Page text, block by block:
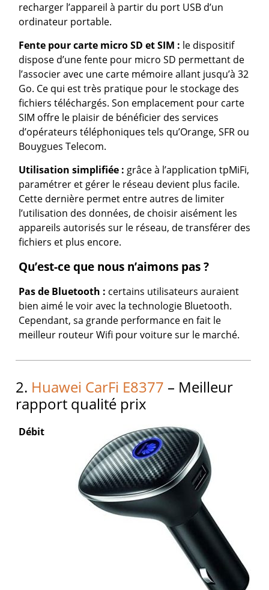
recharger l’appareil à partir du port USB d’un
ordinateur portable.
Fente pour carte micro SD et SIM : le dispositif
dispose d’une fente pour micro SD permettant de
l’associer avec une carte mémoire allant jusqu’à 32
Go. Ce qui est très pratique pour le stockage des
fichiers téléchargés. Son emplacement pour carte
SIM offre le plaisir de bénéficier des services
d’opérateurs téléphoniques tels qu’Orange, SFR ou
Bouygues Telecom.
Utilisation simplifiée : grâce à l’application tpMiFi,
paramétrer et gérer le réseau devient plus facile.
Cette dernière permet entre autres de limiter
l’utilisation des données, de choisir aisément les
appareils autorisés sur le réseau, de transférer des
fichiers et plus encore.
Qu’est-ce que nous n’aimons pas ?
Pas de Bluetooth : certains utilisateurs auraient
bien aimé le voir avec la technologie Bluetooth.
Cependant, sa grande performance en fait le
meilleur routeur Wifi pour voiture sur le marché.
2. Huawei CarFi E8377 – Meilleur
rapport qualité prix
Débit